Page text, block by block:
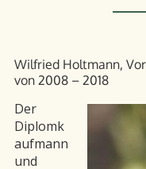
Wilfried Holtmann,
von 2008 – 2018
Der
Diplomk
aufmann
und